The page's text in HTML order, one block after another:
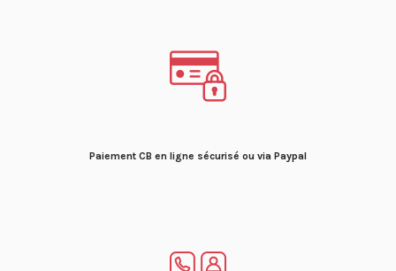
Paiement CB en ligne sécurisé ou via Paypal